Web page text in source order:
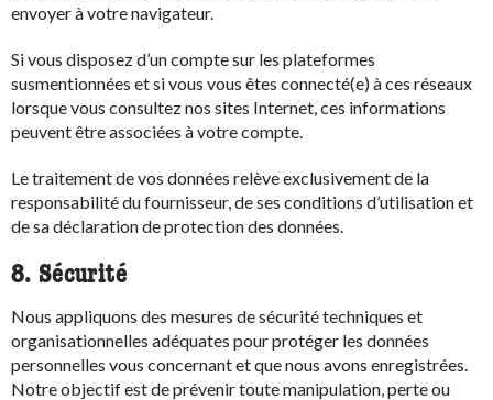
envoyer à votre navigateur.
Si vous disposez d’un compte sur les plateformes
susmentionnées et si vous vous êtes connecté(e) à ces réseaux
lorsque vous consultez nos sites Internet, ces informations
peuvent être associées à votre compte.
Le traitement de vos données relève exclusivement de la
responsabilité du fournisseur, de ses conditions d’utilisation et
de sa déclaration de protection des données.
8. Sécurité
Nous appliquons des mesures de sécurité techniques et
organisationnelles adéquates pour protéger les données
personnelles vous concernant et que nous avons enregistrées.
Notre objectif est de prévenir toute manipulation, perte ou